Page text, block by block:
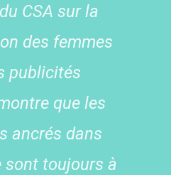
CSA sur la
des femmes
publicités
que les
ancrés dans
toujours à